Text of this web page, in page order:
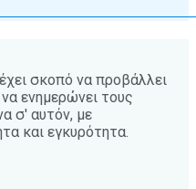
έχει σκοπό να προβάλλει
ενημερώνει τους
σ' αυτόν, με
και εγκυρότητα.